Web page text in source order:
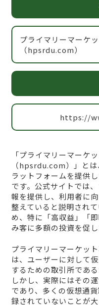
プライマリーマーケ
（hpsrdu.com）
https://
「プライマリーマーケ
（hpsrdu.com）」と
ラットフォームを提供
です。公式サイトでは
報を提供し、利用者に
整えていると説明され
め、特に「高収益」「
み客に多額の投資を促
プライマリーマーケッ
は、ユーザーに対して
するための取引所であ
しかし、実際にはその
であり、多くの仮想通
録されていないことが